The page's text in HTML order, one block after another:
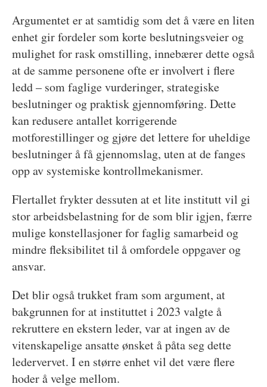
Argumentet er at samtidig som det å være en liten
enhet gir fordeler som korte beslutningsveier og
mulighet for rask omstilling, innebærer dette også
at de samme personene ofte er involvert i flere
ledd – som faglige vurderinger, strategiske
beslutninger og praktisk gjennomføring. Dette
kan redusere antallet korrigerende
motforestillinger og gjøre det lettere for uheldige
beslutninger å få gjennomslag, uten at de fanges
opp av systemiske kontrollmekanismer.
Flertallet frykter dessuten at et lite institutt vil gi
stor arbeidsbelastning for de som blir igjen, færre
mulige konstellasjoner for faglig samarbeid og
mindre fleksibilitet til å omfordele oppgaver og
ansvar.
Det blir også trukket fram som argument, at
bakgrunnen for at instituttet i 2023 valgte å
rekruttere en ekstern leder, var at ingen av de
vitenskapelige ansatte ønsket å påta seg dette
ledervervet. I en større enhet vil det være flere
hoder å velge mellom.